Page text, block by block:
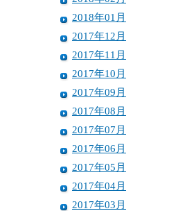
2018年01月
2017年12月
2017年11月
2017年10月
2017年09月
2017年08月
2017年07月
2017年06月
2017年05月
2017年04月
2017年03月